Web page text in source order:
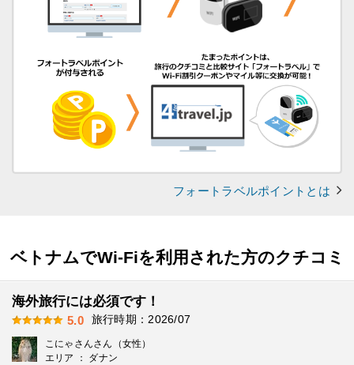
フォートラベルポイントとは
ベトナムでWi-Fiを利用された方のクチコミ
海外旅行には必須です！
5.0 旅行時期：2026/07
こにゃさんさん（女性）
エリア ： ダナン